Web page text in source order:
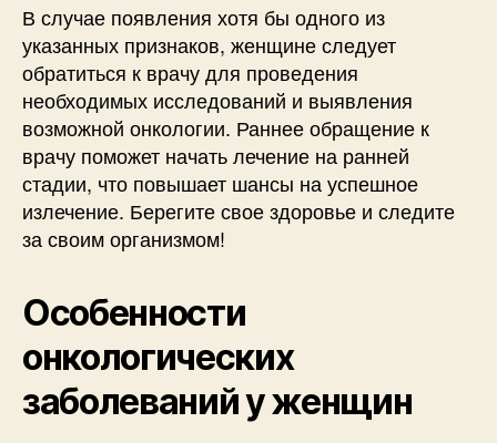
В случае появления хотя бы одного из
указанных признаков, женщине следует
обратиться к врачу для проведения
необходимых исследований и выявления
возможной онкологии. Раннее обращение к
врачу поможет начать лечение на ранней
стадии, что повышает шансы на успешное
излечение. Берегите свое здоровье и следите
за своим организмом!
Особенности
онкологических
заболеваний у женщин